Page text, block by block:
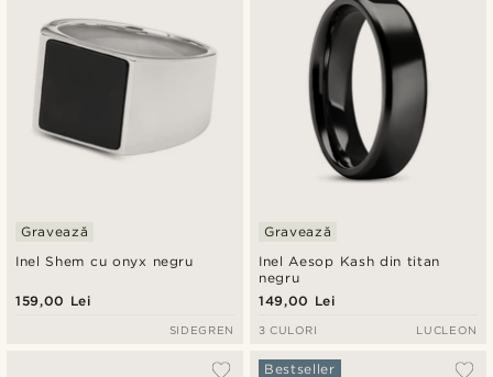
Inel Shem cu onyx negru
Gravează
159,00 Lei
SIDEGREN
Inel Aesop Kash din titan
negru
Gravează
149,00 Lei
3 CULORI LUCLEON
Bestseller